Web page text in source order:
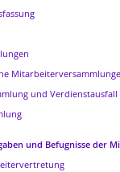
und Verdienstausfall
und Befugnisse der